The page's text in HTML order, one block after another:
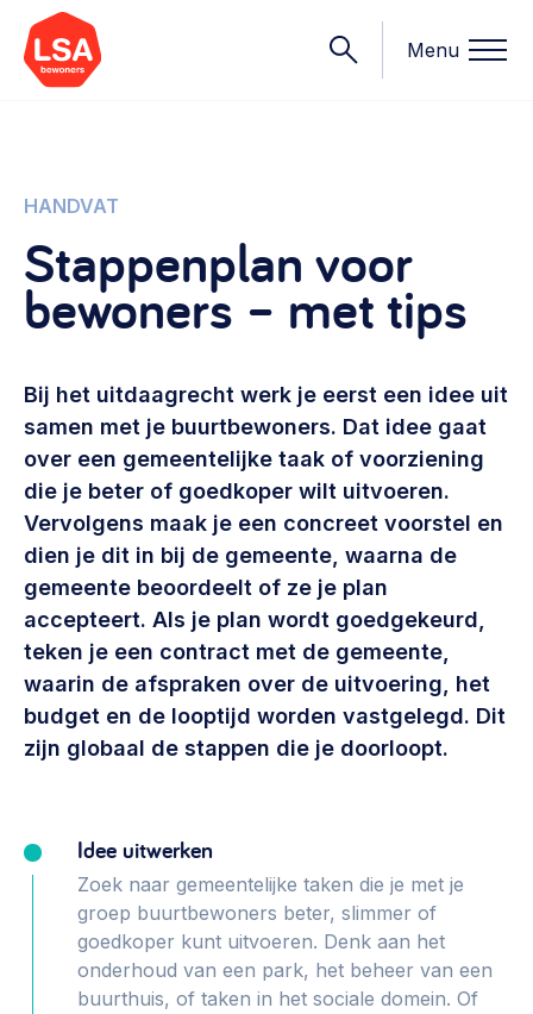
Menu
Onderwerpen
Starten van een initiatief
Rechtsvormen, positionering, organisatiemodellen >
Financiën
Financieringsvormen, administratie, begroting en omzet >
Organisatie en beheer
Bestuur, horeca, evenementen, verhuur en communicatie >
Vrijwilligers en medewerkers
Werving, contracten en vergoedingen, betaalde krachten
Eigen gebouw
Huren of kopen, maatschappelijk vastgoed,
ontmoetingsplekken >
Sociaal ondernemen
Buurtbewoners verbinden
Community building en ABCD, welkomstcultuur >
Zorgzame gemeenschappen
Betrokken buurten, contact stimuleren, netwerken
uitbreiden >
Wat we doen
Contact
Nieuws
Opinie
Bijeenkomsten
Team
Lid worden
Vraag stellen
info@lsabewoners.nl
HANDVAT
Stappenplan voor
bewoners – met tips
Bij het uitdaagrecht werk je eerst een idee uit
samen met je buurtbewoners. Dat idee gaat
over een gemeentelijke taak of voorziening
die je beter of goedkoper wilt uitvoeren.
Vervolgens maak je een concreet voorstel en
dien je dit in bij de gemeente, waarna de
gemeente beoordeelt of ze je plan
accepteert. Als je plan wordt goedgekeurd,
teken je een contract met de gemeente,
waarin de afspraken over de uitvoering, het
budget en de looptijd worden vastgelegd. Dit
zijn globaal de stappen die je doorloopt.
Idee uitwerken
Zoek naar gemeentelijke taken die je met je
groep buurtbewoners beter, slimmer of
goedkoper kunt uitvoeren. Denk aan het
onderhoud van een park, het beheer van een
buurthuis, of taken in het sociale domein. Of